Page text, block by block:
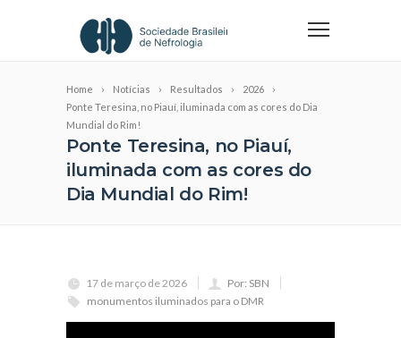
Home Notícias Resultados
2026
Ponte Teresina, no Piauí, iluminada com as cores do Dia
Mundial do Rim!
Ponte Teresina, no Piauí,
iluminada com as cores do
Dia Mundial do Rim!
17 de março de 2026
Por: SBN
monumentos iluminados para o DMR